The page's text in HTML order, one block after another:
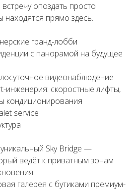
опоздать просто
прямо здесь.
гранд-лобби
с панорамой на будущее
видеонаблюдение
скоростные лифты,
кондиционирования
service
Sky Bridge —
ведёт к приватным зонам
галерея с бутиками премиум-